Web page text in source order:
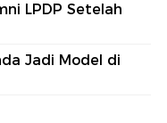
LPDP Setelah
Jadi Model di